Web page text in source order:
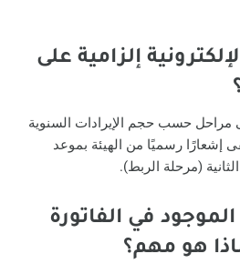
إلزامية على
مراحل حسب حجم الإيرادات السنوية
إشعارًا رسميًا من الهيئة بموعد
(مرحلة الربط).
ما هو رمز QR الموجود في الفاتورة
هو مهم؟